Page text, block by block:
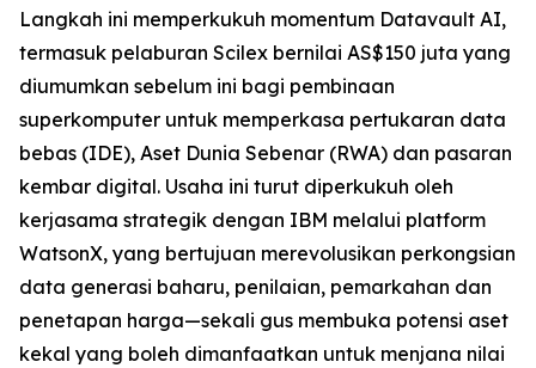
Langkah ini memperkukuh momentum Datavault AI,
termasuk pelaburan Scilex bernilai AS$150 juta yang
diumumkan sebelum ini bagi pembinaan
superkomputer untuk memperkasa pertukaran data
bebas (IDE), Aset Dunia Sebenar (RWA) dan pasaran
kembar digital. Usaha ini turut diperkukuh oleh
kerjasama strategik dengan IBM melalui platform
WatsonX, yang bertujuan merevolusikan perkongsian
data generasi baharu, penilaian, pemarkahan dan
penetapan harga—sekali gus membuka potensi aset
kekal yang boleh dimanfaatkan untuk menjana nilai